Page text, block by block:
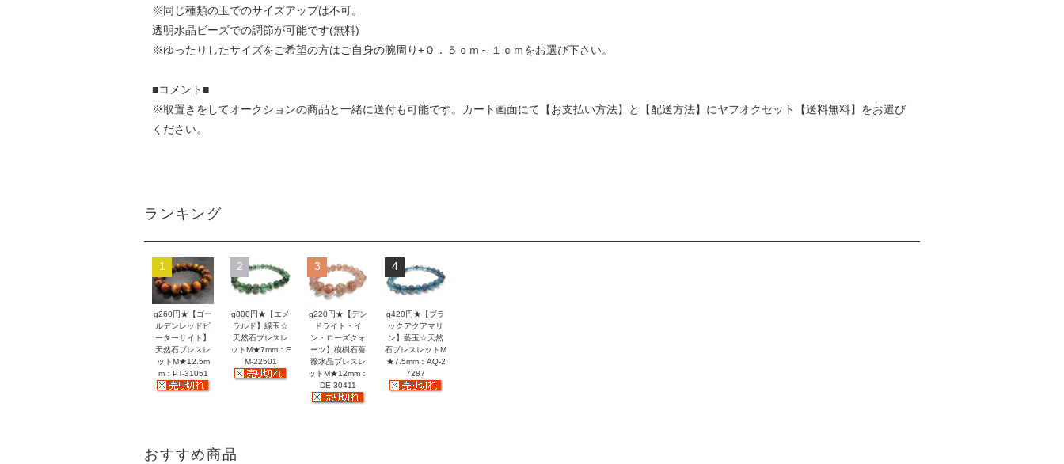
※同じ種類の玉でのサイズアップは不可。
透明水晶ビーズでの調節が可能です(無料)
※ゆったりしたサイズをご希望の方はご自身の腕周り+０．５ｃｍ～１ｃｍをお選び下さい。
■コメント■
※取置きをしてオークションの商品と一緒に送付も可能です。カート画面にて【お支払い方法】と【配送方法】にヤフオクセット【送料無料】をお選び
ください。
ランキング
1
g260円★【ゴー
ルデンレッドピ
ーターサイト】
天然石ブレスレ
ットM★12.5m
m：PT-31051
2
g800円★【エメ
ラルド】緑玉☆
天然石ブレスレ
ットM★7mm：E
M-22501
3
g220円★【デン
ドライト・イ
ン・ローズクォ
ーツ】模樹石薔
薇水晶ブレスレ
ットM★12mm：
DE-30411
4
g420円★【ブラ
ックアクアマリ
ン】藍玉☆天然
石ブレスレットM
★7.5mm：AQ-2
7287
おすすめ商品